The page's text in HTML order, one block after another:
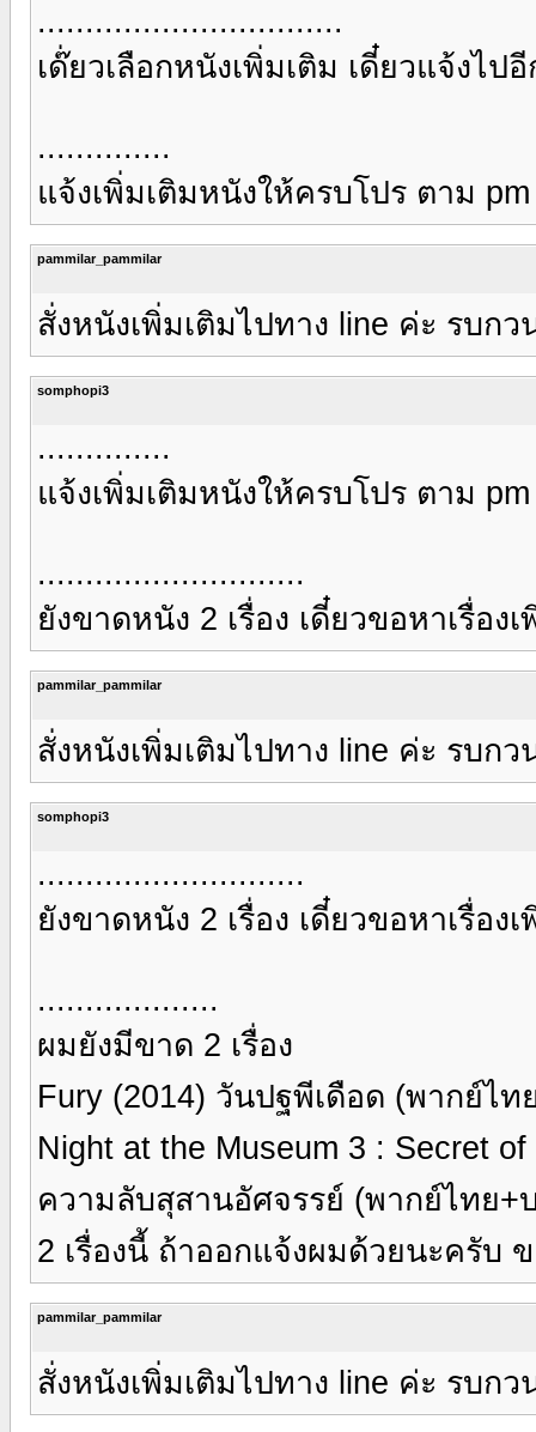
................................
เด๊่ยวเลือกหนังเพิ่มเติม เดี๋ยวแจ้งไ
..............
แจ้งเพิ่มเติมหนังให้ครบโปร ตาม
pammilar_pammilar
สั่งหนังเพิ่มเติมไปทาง line ค่ะ รบก
somphopi3
..............
แจ้งเพิ่มเติมหนังให้ครบโปร ตาม
............................
ยังขาดหนัง 2 เรื่อง เดี๋ยวขอหาเรื่อ
pammilar_pammilar
สั่งหนังเพิ่มเติมไปทาง line ค่ะ รบก
somphopi3
............................
ยังขาดหนัง 2 เรื่อง เดี๋ยวขอหาเรื่อ
...................
ผมยังมีขาด 2 เรื่อง
Fury (2014) วันปฐพีเดือด (พากย์ไท
Night at the Museum 3 : Secret
ความลับสุสานอัศจรรย์ (พากย์ไทย+
2 เรื่องนี้ ถ้าออกแจ้งผมด้วยนะครับ
pammilar_pammilar
สั่งหนังเพิ่มเติมไปทาง line ค่ะ รบก